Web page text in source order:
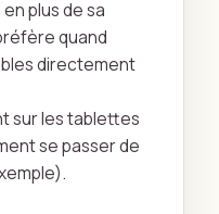
plus de sa
quand
directement
sur les tablettes
se passer de